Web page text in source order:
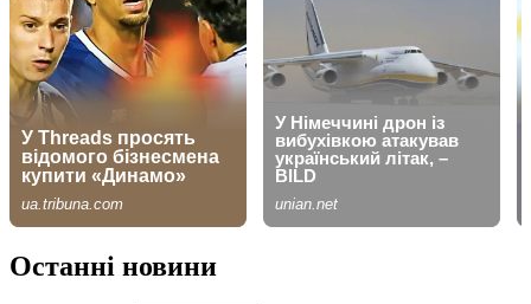
Останні новини